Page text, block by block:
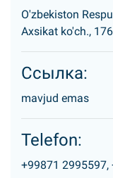
O'zbekiston
Axsikat ko'ch., 176
Ссылка:
mavjud emas
Telefon:
+99871 2995597,